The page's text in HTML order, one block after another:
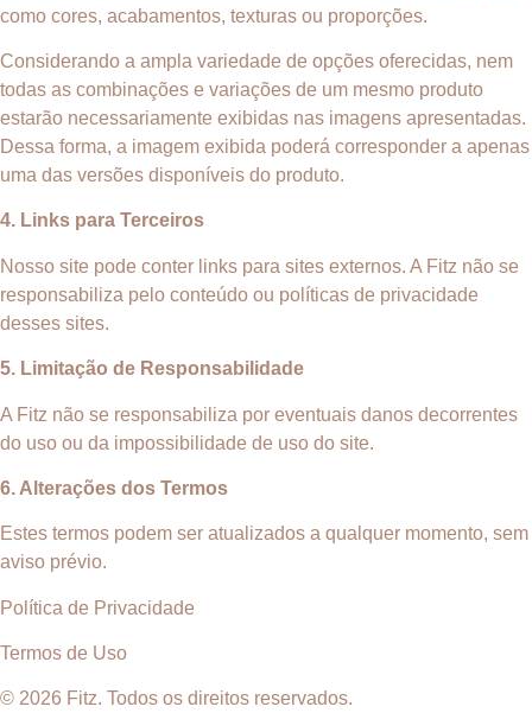
como cores, acabamentos, texturas ou proporções.
Considerando a ampla variedade de opções oferecidas, nem
todas as combinações e variações de um mesmo produto
estarão necessariamente exibidas nas imagens apresentadas.
Dessa forma, a imagem exibida poderá corresponder a apenas
uma das versões disponíveis do produto.
4. Links para Terceiros
Nosso site pode conter links para sites externos. A Fitz não se
responsabiliza pelo conteúdo ou políticas de privacidade
desses sites.
5. Limitação de Responsabilidade
A Fitz não se responsabiliza por eventuais danos decorrentes
do uso ou da impossibilidade de uso do site.
6. Alterações dos Termos
Estes termos podem ser atualizados a qualquer momento, sem
aviso prévio.
Política de Privacidade
Termos de Uso
© 2026 Fitz. Todos os direitos reservados.